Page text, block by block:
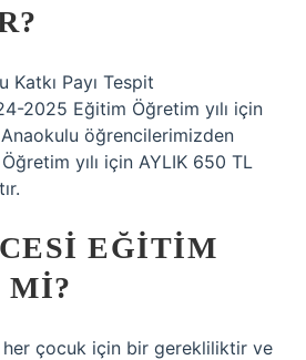
Katkı Payı Tespit
2025 Eğitim Öğretim yılı için
Anaokulu öğrencilerimizden
yılı için AYLIK 650 TL
EĞITIM
MI?
çocuk için bir gerekliliktir ve